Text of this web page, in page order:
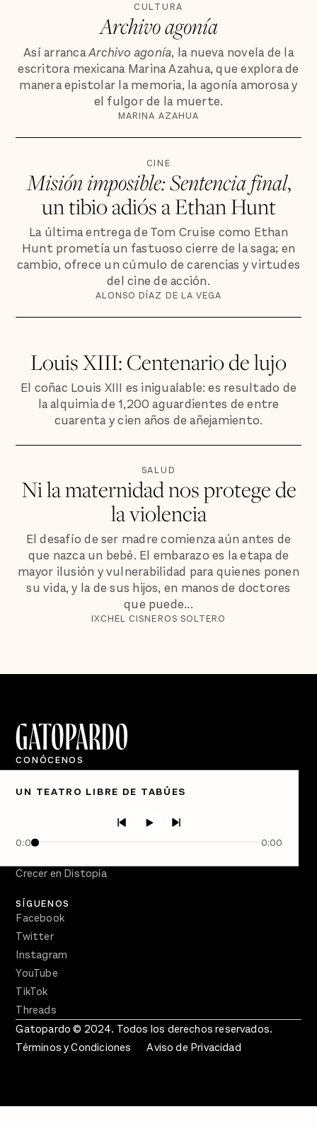
CULTURA
Archivo agonía
Así arrancaArchivo agonía, la nueva novela de la
escritora mexicana Marina Azahua, que explora de
manera epistolar la memoria, la agonía amorosa y
el fulgor de la muerte.
MARINA AZAHUA
CINE
Misión imposible: Sentencia final,
un tibio adiós a Ethan Hunt
La última entrega de Tom Cruise como Ethan
Hunt prometía un fastuoso cierre de la saga; en
cambio, ofrece un cúmulo de carencias y virtudes
del cine de acción.
ALONSO DÍAZ DE LA VEGA
Louis XIII: Centenario de lujo
El coñac Louis XIII es inigualable: es resultado de
la alquimia de 1,200 aguardientes de entre
cuarenta y cien años de añejamiento.
SALUD
Ni la maternidad nos protege de
la violencia
El desafío de ser madre comienza aún antes de
que nazca un bebé. El embarazo es la etapa de
mayor ilusión y vulnerabilidad para quienes ponen
su vida, y la de sus hijos, en manos de doctores
que puede...
IXCHEL CISNEROS SOLTERO
UN TEATRO LIBRE DE TABÚES
0:00 0:00
CONÓCENOS
Quiénes Somos
Directorio
Semanario Gatopardo
Crecer en Distopía
SÍGUENOS
Facebook
Twitter
Instagram
YouTube
TikTok
Threads
Gatopardo © 2024. Todos los derechos reservados.
Términos y Condiciones
Aviso de Privacidad